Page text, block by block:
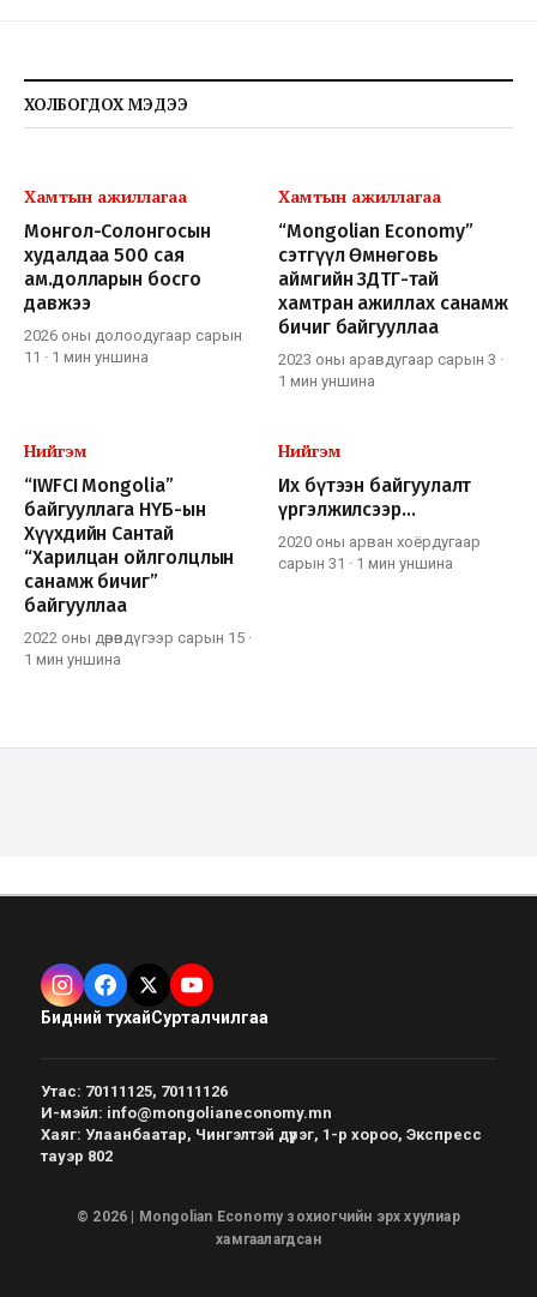
ХОЛБОГДОХ МЭДЭЭ
Хамтын ажиллагаа
Монгол-Солонгосын
худалдаа 500 сая
ам.долларын босго
давжээ
2026 оны долоодугаар сарын
11 · 1 мин уншина
Хамтын ажиллагаа
“Mongolian Economy”
сэтгүүл Өмнөговь
аймгийн ЗДТГ-тай
хамтран ажиллах санамж
бичиг байгууллаа
2023 оны аравдугаар сарын 3 ·
1 мин уншина
Нийгэм
“IWFCI Mongolia”
байгууллага НҮБ-ын
Хүүхдийн Сантай
“Харилцан ойлголцлын
санамж бичиг”
байгууллаа
2022 оны дөрөвдүгээр сарын 15 ·
1 мин уншина
Нийгэм
Их бүтээн байгуулалт
үргэлжилсээр…
2020 оны арван хоёрдугаар
сарын 31 · 1 мин уншина
Бидний тухайСурталчилгаа
Утас: 70111125, 70111126
И-мэйл: info@mongolianeconomy.mn
Хаяг: Улаанбаатар, Чингэлтэй дүүрэг, 1-р хороо, Экспресс
тауэр 802
© 2026 | Mongolian Economy зохиогчийн эрх хуулиар
хамгаалагдсан